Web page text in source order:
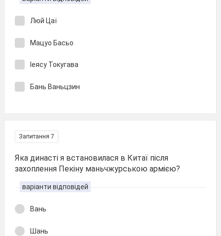
Люй Цаї
Мацуо Басьо
Іеясу Токугава
Бань Ваньцзин
Запитання 7
Яка династі я встановилася в Китаї після
захоплення Пекіну маньчжурською армією?
варіанти відповідей
Вань
Шань